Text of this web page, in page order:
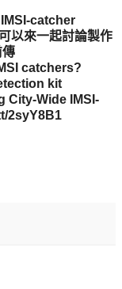
catcher
以來一起討論製作
傳
catchers?
kit
City-Wide IMSI-
2syY8B1